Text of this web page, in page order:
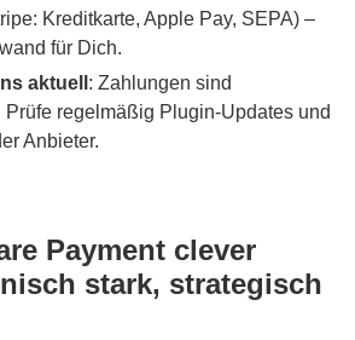
Kreditkarte, Apple Pay, SEPA) –
für Dich.
aktuell : Zahlungen sind
regelmäßig Plugin-Updates und
Anbieter.
Payment clever
stark, strategisch